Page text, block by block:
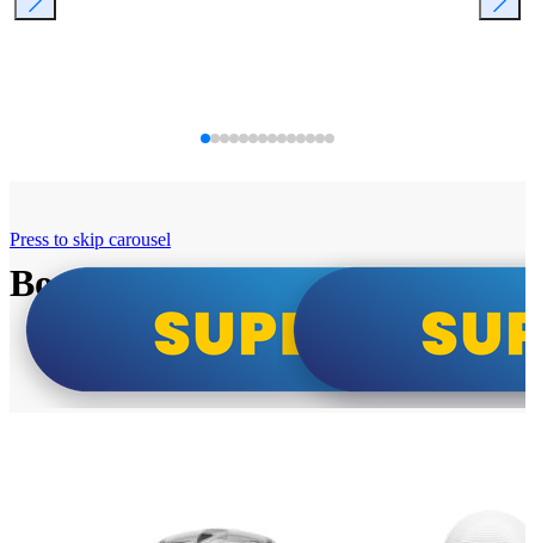
Bosch super cene
Press to skip carousel